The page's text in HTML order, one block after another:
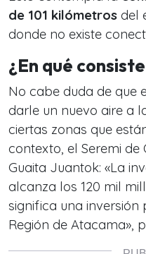
de 101 kilómetros del
donde no existe
¿En qué
No cabe duda de que
darle un nuevo aire a
ciertas zonas que
contexto, el Seremi de
Guaita Juantok: «La
alcanza los 120 mil
significa una
Región de Atacama»,